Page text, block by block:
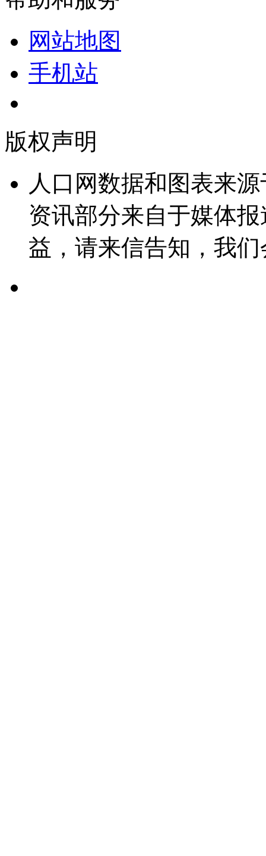
网站地图
手机站
版权声明
人口网数据和图表来
资讯部分来自于媒体
益，请来信告知，我